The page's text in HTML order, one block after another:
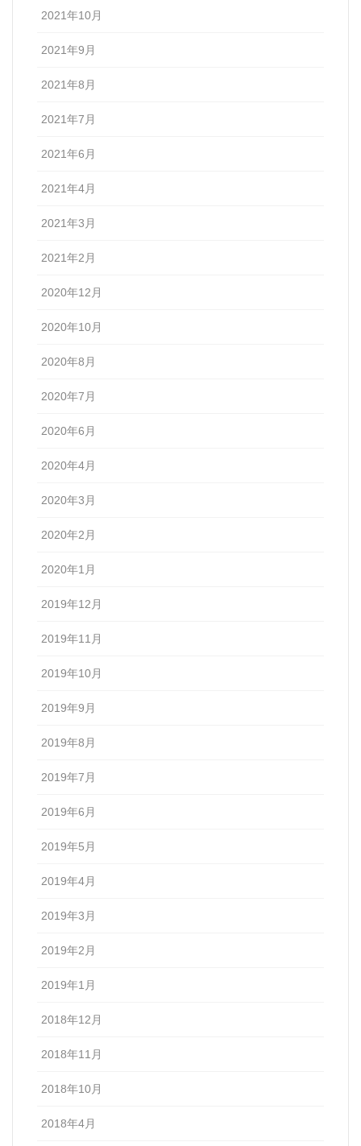
2021年10月
2021年9月
2021年8月
2021年7月
2021年6月
2021年4月
2021年3月
2021年2月
2020年12月
2020年10月
2020年8月
2020年7月
2020年6月
2020年4月
2020年3月
2020年2月
2020年1月
2019年12月
2019年11月
2019年10月
2019年9月
2019年8月
2019年7月
2019年6月
2019年5月
2019年4月
2019年3月
2019年2月
2019年1月
2018年12月
2018年11月
2018年10月
2018年4月